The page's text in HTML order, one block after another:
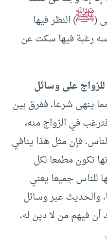
(ﷺ) النظر فيها
رغبة فيها سكت عن
للزواج على وسائل
ينهى شرعا، ففرق بين
في الزواج منه،
فإن مثل هذا ينافي
تكون مطمعا لكل
للناس جميعا يعني
والحديث عبر وسائل
فيهم من لا دين له،